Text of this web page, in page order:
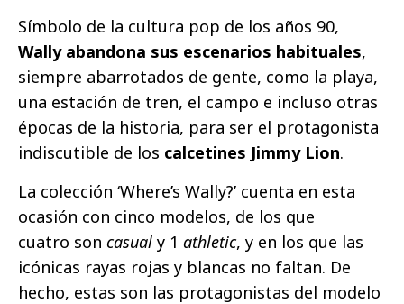
Símbolo de la cultura pop de los años 90,
Wally abandona sus escenarios habituales,
siempre abarrotados de gente, como la playa,
una estación de tren, el campo e incluso otras
épocas de la historia, para ser el protagonista
indiscutible de los calcetines Jimmy Lion.
La colección ‘Where’s Wally?’ cuenta en esta
ocasión con cinco modelos, de los que
cuatro son casual y 1 athletic, y en los que las
icónicas rayas rojas y blancas no faltan. De
hecho, estas son las protagonistas del modelo